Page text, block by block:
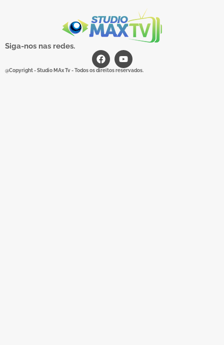
Siga-nos nas redes.
@Copyright - Studio MAx Tv - Todos os direitos reservados.